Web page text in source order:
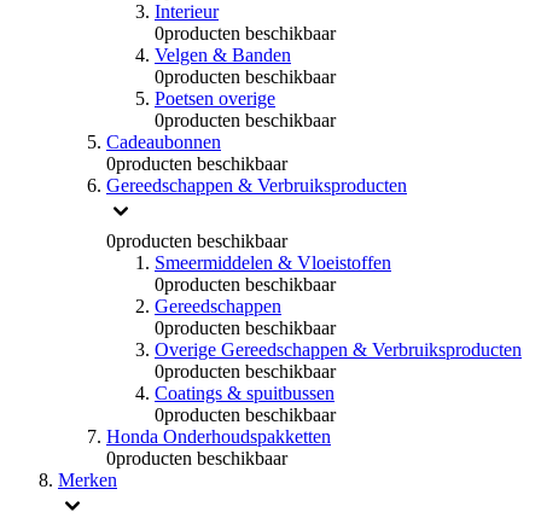
Interieur
0producten beschikbaar
Velgen & Banden
0producten beschikbaar
Poetsen overige
0producten beschikbaar
Cadeaubonnen
0producten beschikbaar
Gereedschappen & Verbruiksproducten
0producten beschikbaar
Smeermiddelen & Vloeistoffen
0producten beschikbaar
Gereedschappen
0producten beschikbaar
Overige Gereedschappen & Verbruiksproducten
0producten beschikbaar
Coatings & spuitbussen
0producten beschikbaar
Honda Onderhoudspakketten
0producten beschikbaar
Merken